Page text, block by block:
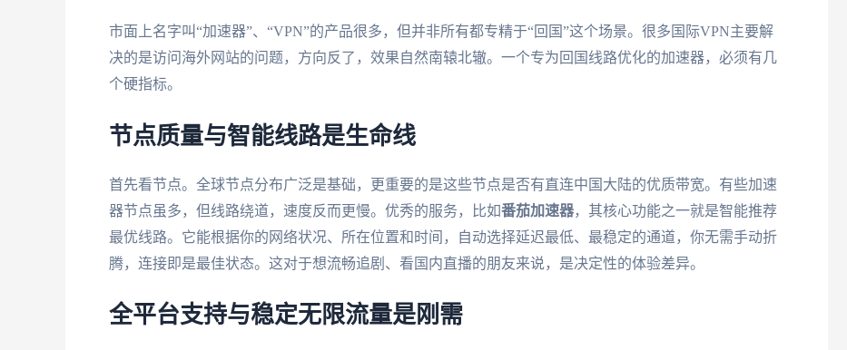
市面上名字叫“加速器”、“VPN”的产品很多，但并非所有都专精于“回国”这个场景。很多国际VPN主要解
决的是访问海外网站的问题，方向反了，效果自然南辕北辙。一个专为回国线路优化的加速器，必须有几
个硬指标。
节点质量与智能线路是生命线
首先看节点。全球节点分布广泛是基础，更重要的是这些节点是否有直连中国大陆的优质带宽。有些加速
器节点虽多，但线路绕道，速度反而更慢。优秀的服务，比如番茄加速器，其核心功能之一就是智能推荐
最优线路。它能根据你的网络状况、所在位置和时间，自动选择延迟最低、最稳定的通道，你无需手动折
腾，连接即是最佳状态。这对于想流畅追剧、看国内直播的朋友来说，是决定性的体验差异。
全平台支持与稳定无限流量是刚需